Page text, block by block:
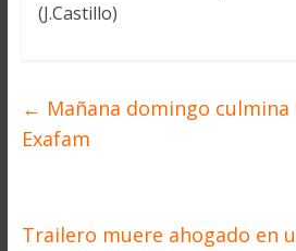
(J.Castillo)
← Mañana domingo culmina
Exafam
Trailero muere ahogado en